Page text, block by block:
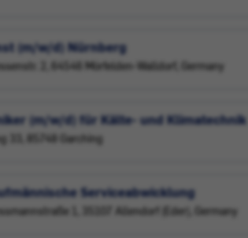
(m/w/d) Nürnberg
2, 64546 Mörfelden-Walldorf, Germany
(m/w/d) für Kälte- und Klimatechnik
33, 85748 Garching
Serviceabwicklung
1, 35107 Allendorf (Eder), Germany